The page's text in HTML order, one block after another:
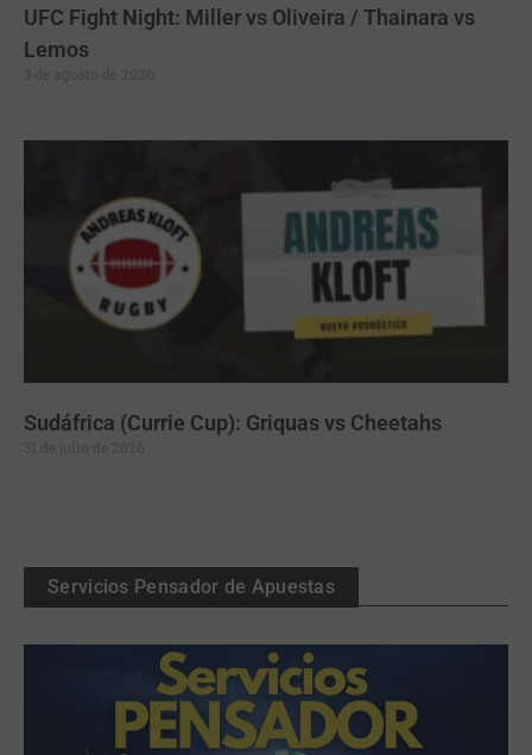
UFC Fight Night: Miller vs Oliveira / Thainara vs
Lemos
Sudáfrica (Currie Cup): Griquas vs Cheetahs
Servicios Pensador de Apuestas